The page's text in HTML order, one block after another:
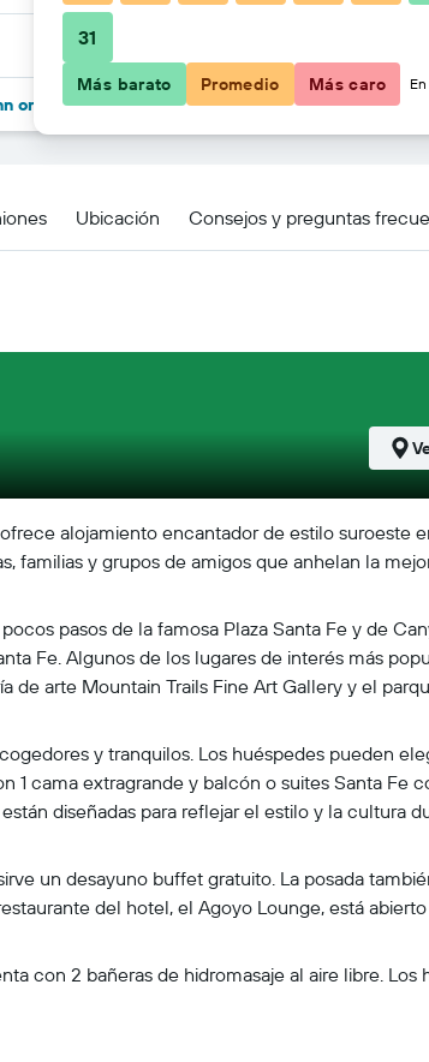
on the Alameda
Ubicación Consejos y preguntas
alojamiento encantador de estilo suroeste
familias y grupos de amigos que anhelan la
pasos de la famosa Plaza Santa Fe y de
Fe. Algunos de los lugares de interés más
de arte Mountain Trails Fine Art Gallery y el
y tranquilos. Los huéspedes pueden
1 cama extragrande y balcón o suites Santa Fe
diseñadas para reflejar el estilo y la cultura
un desayuno buffet gratuito. La posada
del hotel, el Agoyo Lounge, está
con 2 bañeras de hidromasaje al aire libre.
31
Más barato Promedio Más caro